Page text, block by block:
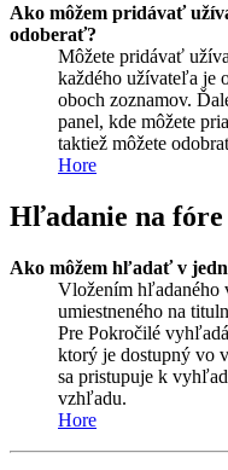
Ako môžem pridávať
odoberať?
Môžete pridávať
každého užívateľa je
oboch zoznamov.
panel, kde môžete
taktiež môžete
Hore
Hľadanie na fóre
Ako môžem hľadať v
Vložením hľadaného
umiestneného na
Pre Pokročilé
ktorý je dostupný vo
sa pristupuje k
vzhľadu.
Hore